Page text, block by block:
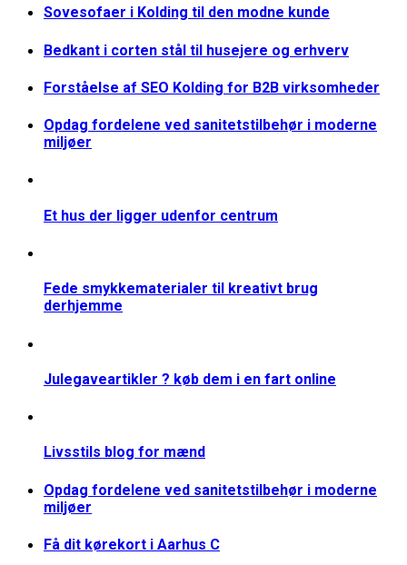
Sovesofaer i Kolding til den modne kunde
Bedkant i corten stål til husejere og erhverv
Forståelse af SEO Kolding for B2B virksomheder
Opdag fordelene ved sanitetstilbehør i moderne
miljøer
Et hus der ligger udenfor centrum
Fede smykkematerialer til kreativt brug
derhjemme
Julegaveartikler ? køb dem i en fart online
Livsstils blog for mænd
Opdag fordelene ved sanitetstilbehør i moderne
miljøer
Få dit kørekort i Aarhus C